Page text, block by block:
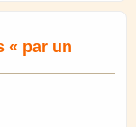
« par un